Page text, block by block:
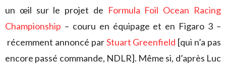
un œil sur le projet de Formula Foil Ocean Racing
Championship – couru en équipage et en Figaro 3 –
récemment annoncé parStuart Greenfield [qui n’a pas
encore passé commande, NDLR]. Même si, d’après Luc